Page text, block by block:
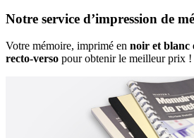
Notre service d’impression de
Votre mémoire, imprimé en noir et blanc
recto-verso pour obtenir le meilleur prix !